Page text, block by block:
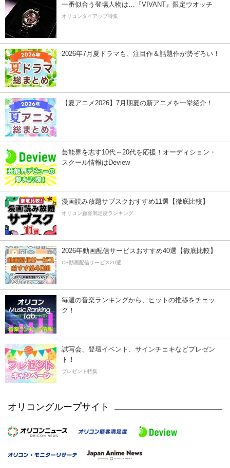
一番似合う登場人物は…『VIVANT』限定ウオッチ
オリコンタイアップ特集
2026年7月夏ドラマも、注目作＆話題作が勢ぞろい！
【夏アニメ2026】7月期夏の新アニメを一挙紹介！
芸能界を志す10代～20代を応援！オーディション・
スクール情報はDeview
漫画読み放題サブスクおすすめ11選【徹底比較】
オリコン顧客満足度ランキング
2026年動画配信サービスおすすめ40選【徹底比較】
CS動画配信サービス20選
毎週の音楽ランキングから、ヒットの推移をチェッ
ク！
試写会、登壇イベント、サインチェキなどプレゼン
ト！
プレゼント特集
オリコングループサイト